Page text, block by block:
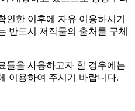
인한 이후에 자유 이용하시기
반드시 저작물의 출처를 구체
들을 사용하고자 할 경우에는
이용하여 주시기 바랍니다.